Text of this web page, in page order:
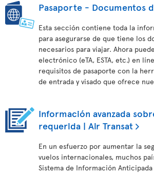
Pasaporte - Documentos
Esta sección contiene toda la
para asegurarse de que tiene los
necesarios para viajar. Ahora
electrónico (eTA, ESTA, etc.) en
requisitos de pasaporte con la
de entrada y visado que ofrece
Información avanzada
requerida | Air Transat
En un esfuerzo por aumentar la
vuelos internacionales, muchos
Sistema de Información Anticipada